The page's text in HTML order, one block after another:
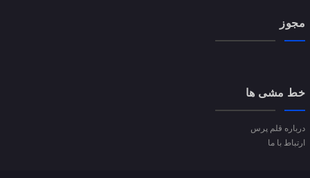
مجوز
خط مشی ها
درباره قلم پرس
ارتباط با ما